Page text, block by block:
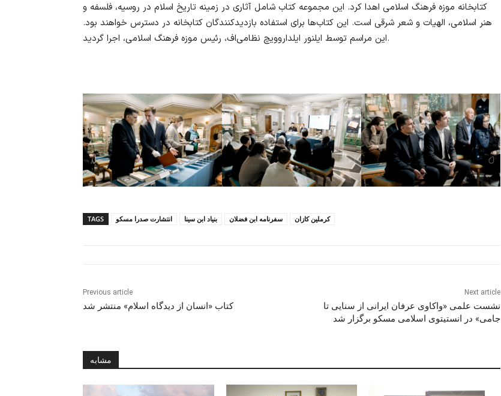
کتابخانه موزه فرهنگ اسلامی اهدا کرد. این مجموعه کتاب شامل آثاری در زمینه تاریخ اسلام در روسیه، فلسفه و
هنر اسلامی، الهیات و شعر شرقی است. این کتاب‌ها برای استفاده بازدیدکنندگان کتابخانه در دسترس خواهند بود.
این مراسم توسط ایلنور ایلداروویچ نظامی‌اف، رئیس موزه فرهنگ اسلامی، اجرا گردید.
TAGS انتشارت صدرا مسکو بنیاد ابن سینا سفرنامه ابن فضلان کرملین کازان
Previous article
کتاب «انسان از دیدگاه اسلام» منتشر شد
Next article
نشست علمی «واکاوی عرفان ایرانی از سنایی تا
جامی» در انستیتوی اسلامی مسکو برگزار شد
مشابه